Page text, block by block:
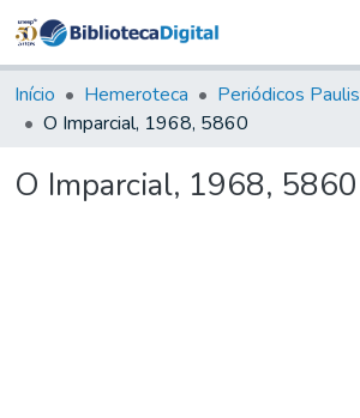
&
Coleções
Tudo na
Digital
Início Hemeroteca Periódicos
O Imparcial, 1968, 5860
O Imparcial, 1968, 5860